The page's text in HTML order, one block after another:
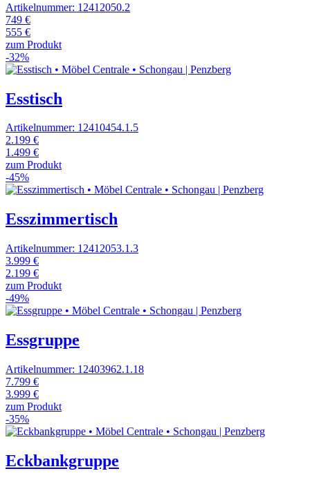
Artikelnummer: 12412050.2
749 €
555 €
zum Produkt
-32%
Esstisch
Artikelnummer: 12410454.1.5
2.199 €
1.499 €
zum Produkt
-45%
Esszimmertisch
Artikelnummer: 12412053.1.3
3.999 €
2.199 €
zum Produkt
-49%
Essgruppe
Artikelnummer: 12403962.1.18
7.799 €
3.999 €
zum Produkt
-35%
Eckbankgruppe